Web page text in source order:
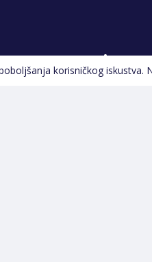
Pratite
korisničkog